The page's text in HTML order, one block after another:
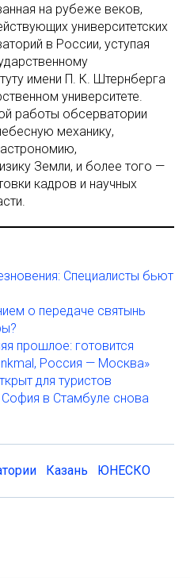
на рубеже веков,
университетских
в России, уступая
имени П. К. Штернберга
университете.
работы обсерватории
механику,
Земли, и более того —
кадров и научных
Специалисты бьют
о передаче святынь
прошлое: готовится
Россия — Москва»
для туристов
в Стамбуле снова
Казань ЮНЕСКО